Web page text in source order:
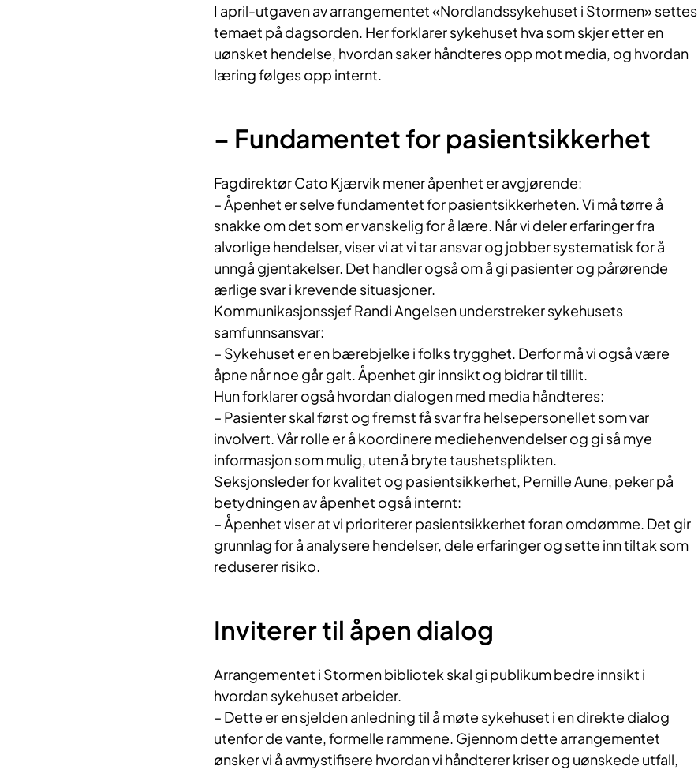
I april-utgaven av arrangementet «Nordlandssykehuset i Stormen» settes
temaet på dagsorden. Her forklarer sykehuset hva som skjer etter en
uønsket hendelse, hvordan saker håndteres opp mot media, og hvordan
læring følges opp internt.
– Fundamentet for pasientsikkerhet
Fagdirektør Cato Kjærvik mener åpenhet er avgjørende:
– Åpenhet er selve fundamentet for pasientsikkerheten. Vi må tørre å
snakke om det som er vanskelig for å lære. Når vi deler erfaringer fra
alvorlige hendelser, viser vi at vi tar ansvar og jobber systematisk for å
unngå gjentakelser. Det handler også om å gi pasienter og pårørende
ærlige svar i krevende situasjoner.
Kommunikasjonssjef Randi Angelsen understreker sykehusets
samfunnsansvar:
– Sykehuset er en bærebjelke i folks trygghet. Derfor må vi også være
åpne når noe går galt. Åpenhet gir innsikt og bidrar til tillit.
Hun forklarer også hvordan dialogen med media håndteres:
– Pasienter skal først og fremst få svar fra helsepersonellet som var
involvert. Vår rolle er å koordinere mediehenvendelser og gi så mye
informasjon som mulig, uten å bryte taushetsplikten.
Seksjonsleder for kvalitet og pasientsikkerhet, Pernille Aune, peker på
betydningen av åpenhet også internt:
– Åpenhet viser at vi prioriterer pasientsikkerhet foran omdømme. Det gir
grunnlag for å analysere hendelser, dele erfaringer og sette inn tiltak som
reduserer risiko.
Inviterer til åpen dialog
Arrangementet i Stormen bibliotek skal gi publikum bedre innsikt i
hvordan sykehuset arbeider.
– Dette er en sjelden anledning til å møte sykehuset i en direkte dialog
utenfor de vante, formelle rammene. Gjennom dette arrangementet
ønsker vi å avmystifisere hvordan vi håndterer kriser og uønskede utfall,